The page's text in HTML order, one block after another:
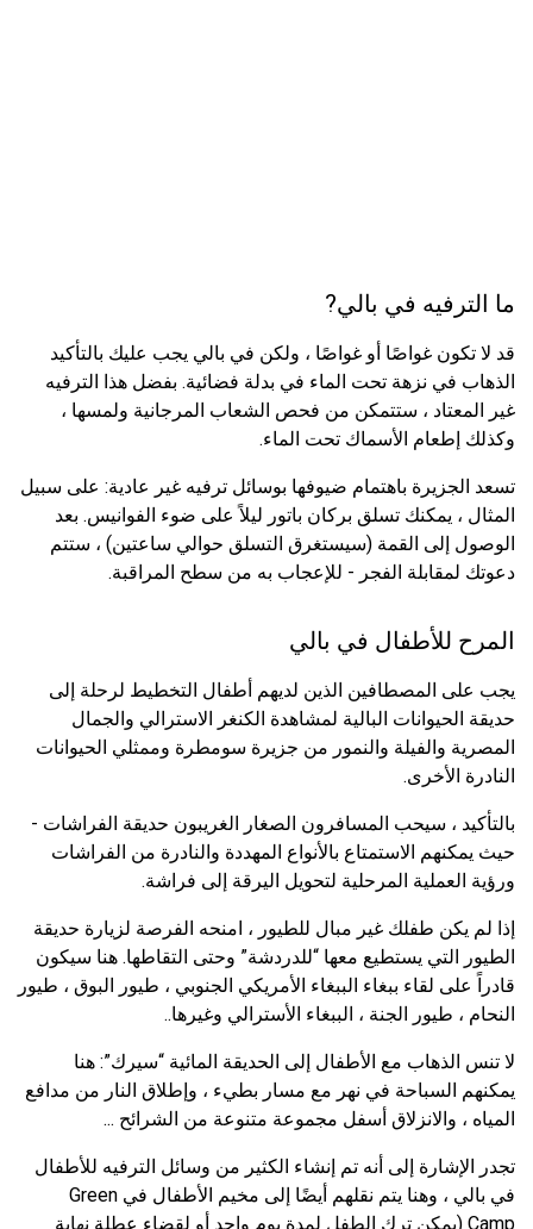
ما الترفيه في بالي?
قد لا تكون غواصًا أو غواصًا ، ولكن في بالي يجب عليك بالتأكيد
الذهاب في نزهة تحت الماء في بدلة فضائية. بفضل هذا الترفيه
غير المعتاد ، ستتمكن من فحص الشعاب المرجانية ولمسها ،
وكذلك إطعام الأسماك تحت الماء.
تسعد الجزيرة باهتمام ضيوفها بوسائل ترفيه غير عادية: على سبيل
المثال ، يمكنك تسلق بركان باتور ليلاً على ضوء الفوانيس. بعد
الوصول إلى القمة (سيستغرق التسلق حوالي ساعتين) ، ستتم
دعوتك لمقابلة الفجر - للإعجاب به من سطح المراقبة.
المرح للأطفال في بالي
يجب على المصطافين الذين لديهم أطفال التخطيط لرحلة إلى
حديقة الحيوانات البالية لمشاهدة الكنغر الاسترالي والجمال
المصرية والفيلة والنمور من جزيرة سومطرة وممثلي الحيوانات
النادرة الأخرى.
بالتأكيد ، سيحب المسافرون الصغار الغريبون حديقة الفراشات -
حيث يمكنهم الاستمتاع بالأنواع المهددة والنادرة من الفراشات
ورؤية العملية المرحلية لتحويل اليرقة إلى فراشة.
إذا لم يكن طفلك غير مبال للطيور ، امنحه الفرصة لزيارة حديقة
الطيور التي يستطيع معها “للدردشة” وحتى التقاطها. هنا سيكون
قادراً على لقاء ببغاء الببغاء الأمريكي الجنوبي ، طيور البوق ، طيور
النحام ، طيور الجنة ، الببغاء الأسترالي وغيرها..
لا تنس الذهاب مع الأطفال إلى الحديقة المائية “سيرك”: هنا
يمكنهم السباحة في نهر مع مسار بطيء ، وإطلاق النار من مدافع
المياه ، والانزلاق أسفل مجموعة متنوعة من الشرائح ...
تجدر الإشارة إلى أنه تم إنشاء الكثير من وسائل الترفيه للأطفال
في بالي ، وهنا يتم نقلهم أيضًا إلى مخيم الأطفال في Green
Camp (يمكن ترك الطفل لمدة يوم واحد أو لقضاء عطلة نهاية